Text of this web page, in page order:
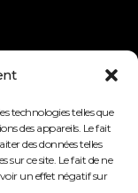
technologies telles que
des appareils. Le fait
des données telles
ce site. Le fait de ne
un effet négatif sur
S'abonner